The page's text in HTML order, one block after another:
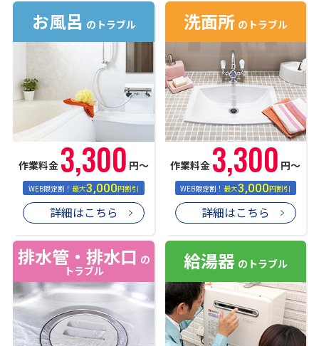
お風呂 のトラブル
作業料金 3,300 円〜
WEB限定割！最大3,000円割引
詳細はこちら
洗面所 のトラブル
作業料金 3,300 円〜
WEB限定割！最大3,000円割引
詳細はこちら
排水管・排水口 の
トラブル
給湯器 のトラブル